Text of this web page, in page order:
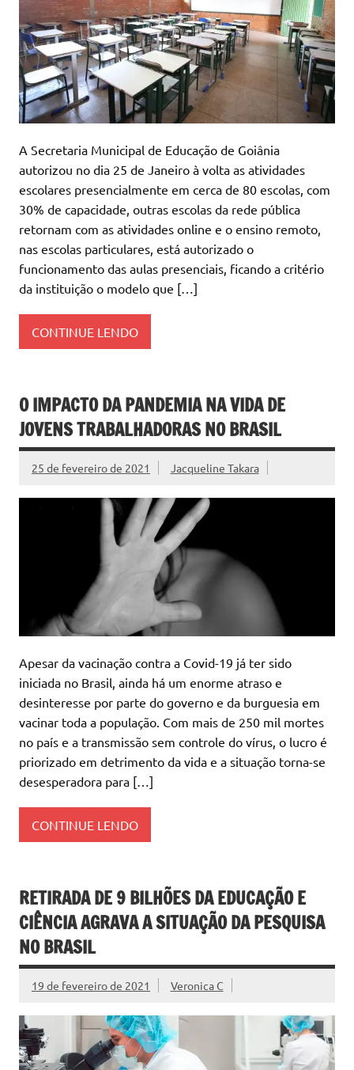
A Secretaria Municipal de Educação de Goiânia
autorizou no dia 25 de Janeiro à volta as atividades
escolares presencialmente em cerca de 80 escolas, com
30% de capacidade, outras escolas da rede pública
retornam com as atividades online e o ensino remoto,
nas escolas particulares, está autorizado o
funcionamento das aulas presenciais, ficando a critério
da instituição o modelo que […]
CONTINUE LENDO
O IMPACTO DA PANDEMIA NA VIDA DE
JOVENS TRABALHADORAS NO BRASIL
25 de fevereiro de 2021 Jacqueline Takara
Apesar da vacinação contra a Covid-19 já ter sido
iniciada no Brasil, ainda há um enorme atraso e
desinteresse por parte do governo e da burguesia em
vacinar toda a população. Com mais de 250 mil mortes
no país e a transmissão sem controle do vírus, o lucro é
priorizado em detrimento da vida e a situação torna-se
desesperadora para […]
CONTINUE LENDO
RETIRADA DE 9 BILHÕES DA EDUCAÇÃO E
CIÊNCIA AGRAVA A SITUAÇÃO DA PESQUISA
NO BRASIL
19 de fevereiro de 2021 Veronica C